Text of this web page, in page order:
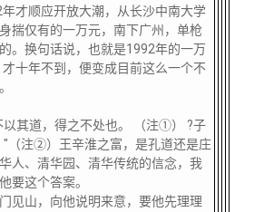
才顺应开放大潮，从长沙中南大学
揣仅有的一万元，南下广州，单枪
。换句话说，也就是1992年的一万
十年不到，便变成目前这么一个不
以其道，得之不处也。 （注①） ?子
"（注②）王辛淮之富，是孔道还是庄
人、清华园、清华传统的信念，我
要这个答案。
见山，向他说明来意，要他先理理